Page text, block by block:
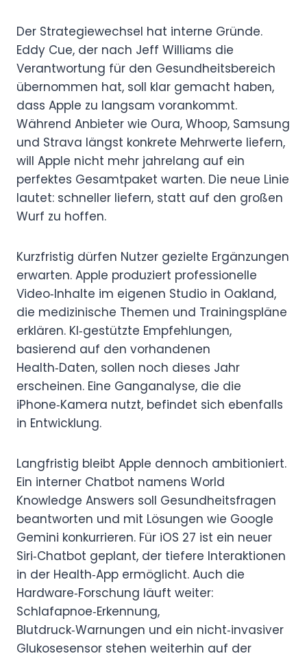
Der Strategiewechsel hat interne Gründe.
Eddy Cue, der nach Jeff Williams die
Verantwortung für den Gesundheitsbereich
übernommen hat, soll klar gemacht haben,
dass Apple zu langsam vorankommt.
Während Anbieter wie Oura, Whoop, Samsung
und Strava längst konkrete Mehrwerte liefern,
will Apple nicht mehr jahrelang auf ein
perfektes Gesamtpaket warten. Die neue Linie
lautet: schneller liefern, statt auf den großen
Wurf zu hoffen.
Kurzfristig dürfen Nutzer gezielte Ergänzungen
erwarten. Apple produziert professionelle
Video‑Inhalte im eigenen Studio in Oakland,
die medizinische Themen und Trainingspläne
erklären. KI‑gestützte Empfehlungen,
basierend auf den vorhandenen
Health‑Daten, sollen noch dieses Jahr
erscheinen. Eine Ganganalyse, die die
iPhone‑Kamera nutzt, befindet sich ebenfalls
in Entwicklung.
Langfristig bleibt Apple dennoch ambitioniert.
Ein interner Chatbot namens World
Knowledge Answers soll Gesundheitsfragen
beantworten und mit Lösungen wie Google
Gemini konkurrieren. Für iOS 27 ist ein neuer
Siri‑Chatbot geplant, der tiefere Interaktionen
in der Health‑App ermöglicht. Auch die
Hardware‑Forschung läuft weiter:
Schlafapnoe‑Erkennung,
Blutdruck‑Warnungen und ein nicht‑invasiver
Glukosesensor stehen weiterhin auf der